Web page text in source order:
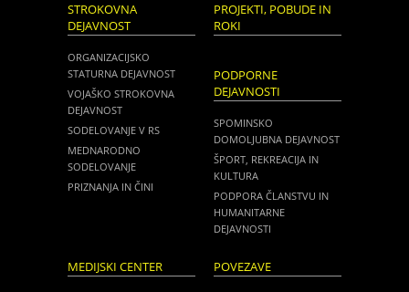
STROKOVNA
DEJAVNOST
ORGANIZACIJSKO
STATURNA DEJAVNOST
VOJAŠKO STROKOVNA
DEJAVNOST
SODELOVANJE V RS
MEDNARODNO
SODELOVANJE
PRIZNANJA IN ČINI
PROJEKTI, POBUDE IN
ROKI
PODPORNE
DEJAVNOSTI
SPOMINSKO
DOMOLJUBNA DEJAVNOST
ŠPORT, REKREACIJA IN
KULTURA
PODPORA ČLANSTVU IN
HUMANITARNE
DEJAVNOSTI
MEDIJSKI CENTER POVEZAVE